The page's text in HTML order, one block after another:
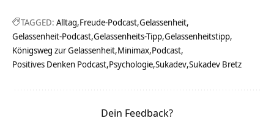
TAGGED: Alltag Freude-Podcast Gelassenheit
Gelassenheit-Podcast Gelassenheits-Tipp Gelassenheitstipp
Königsweg zur Gelassenheit Minimax Podcast
Positives Denken Podcast Psychologie Sukadev Sukadev Bretz
Dein Feedback?